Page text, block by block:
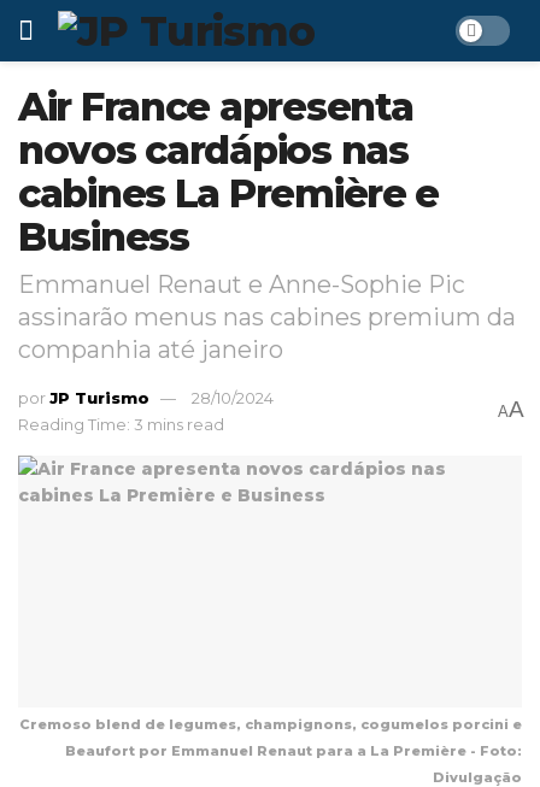
Air France apresenta
novos cardápios nas
cabines La Première e
Business
Emmanuel Renaut e Anne-Sophie Pic
assinarão menus nas cabines premium da
companhia até janeiro
porJP Turismo
28/10/2024
Reading Time: 3 mins read
AA
Cremoso blend de legumes, champignons, cogumelos porcini e
Beaufort por Emmanuel Renaut para a La Première - Foto:
Divulgação